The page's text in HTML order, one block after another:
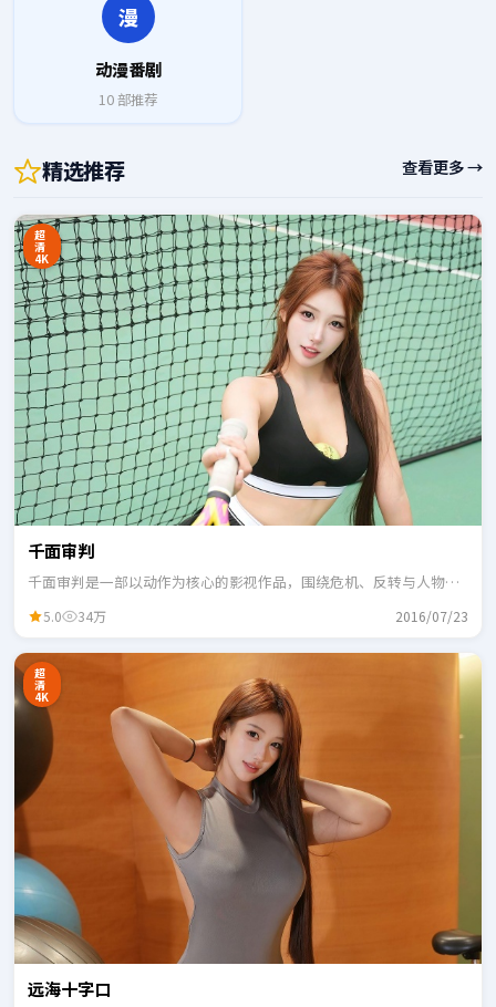
漫
动漫番剧
10部推荐
精选推荐 查看更多 →
超
清
4K
千面审判
千面审判是一部以动作为核心的影视作品，围绕危机、反转与人物成
5.0 34万 2016/07/23
超
清
4K
远海十字口